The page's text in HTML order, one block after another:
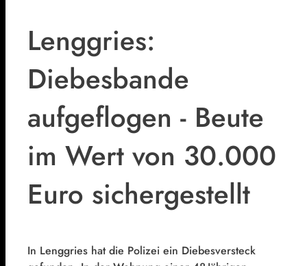
Lenggries:
Diebesbande
aufgeflogen - Beute
im Wert von 30.000
Euro sichergestellt
In Lenggries hat die Polizei ein Diebesversteck